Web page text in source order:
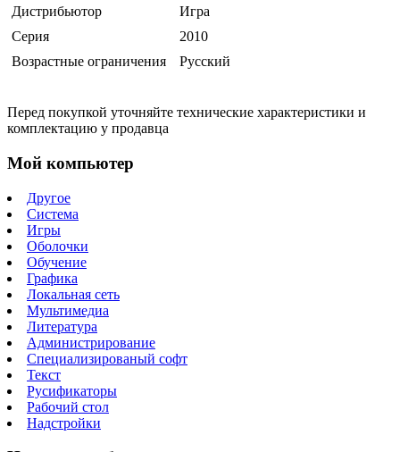
Дистрибьютор
Игра
Серия
2010
Возрастные ограничения
Русский
Перед покупкой уточняйте технические характеристики и
комплектацию у продавца
Мой компьютер
Другое
Система
Игры
Оболочки
Обучение
Графика
Локальная сеть
Мультимедиа
Литература
Администрирование
Специализированый софт
Текст
Русификаторы
Рабочий стол
Надстройки